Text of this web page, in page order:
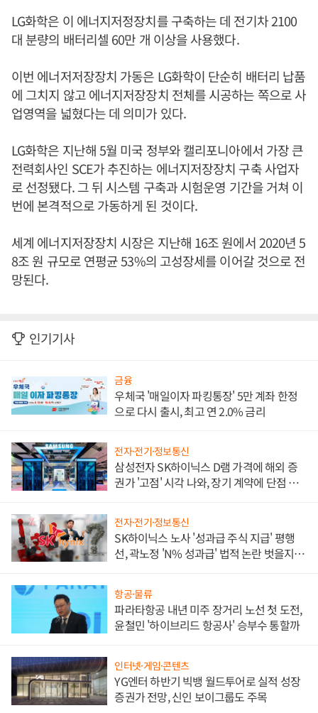
LG화학은 이 에너지저정장치를 구축하는 데 전기차 2100
대 분량의 배터리셀 60만 개 이상을 사용했다.
이번 에너저저장장치 가동은 LG화학이 단순히 배터리 납품
에 그치지 않고 에너지저장장치 전체를 시공하는 쪽으로 사
업영역을 넓혔다는 데 의미가 있다.
LG화학은 지난해 5월 미국 정부와 캘리포니아에서 가장 큰
전력회사인 SCE가 추진하는 에너지저장장치 구축 사업자
로 선정됐다. 그 뒤 시스템 구축과 시험운영 기간을 거쳐 이
번에 본격적으로 가동하게 된 것이다.
세계 에너지저장장치 시장은 지난해 16조 원에서 2020년 5
8조 원 규모로 연평균 53%의 고성장세를 이어갈 것으로 전
망된다.
인기기사
금융
우체국 '매일이자 파킹통장' 5만 계좌 한정
으로 다시 출시, 최고 연 2.0% 금리
전자·전기·정보통신
삼성전자 SK하이닉스 D램 가격에 해외 증
권가 '고점' 시각 나와, 장기 계약에 단점 부
전자·전기·정보통신
SK하이닉스 노사 '성과급 주식 지급' 평행
선, 곽노정 'N% 성과급' 법적 논란 벗을지 주
항공·물류
파라타항공 내년 미주 장거리 노선 첫 도전,
윤철민 '하이브리드 항공사' 승부수 통할까
인터넷·게임·콘텐츠
YG엔터 하반기 빅뱅 월드투어로 실적 성장
증권가 전망, 신인 보이그룹도 주목